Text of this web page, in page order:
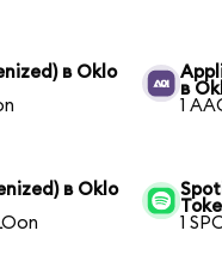
в Oklo
в
1
в Oklo
1